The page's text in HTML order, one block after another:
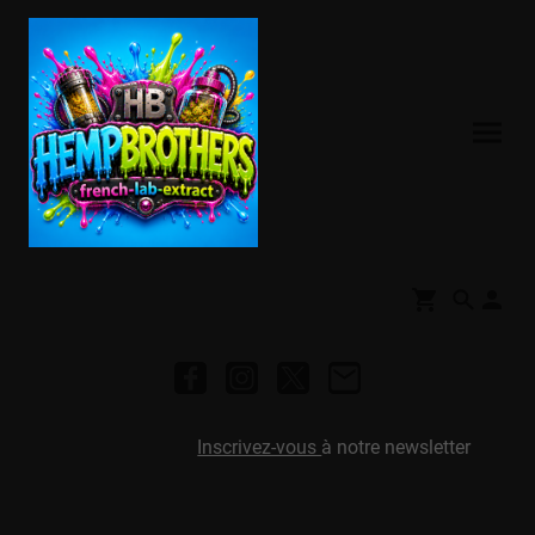
Inscrivez-vous à notre newsletter